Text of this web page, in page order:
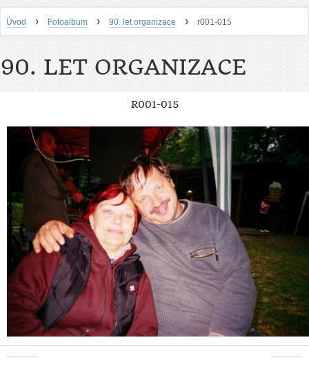
Úvod › Fotoalbum › 90. let organizace › r001-015
90. LET ORGANIZACE
R001-015